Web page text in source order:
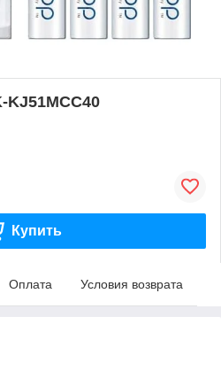
KJ51MCC40
Купить
Оплата Условия возврата